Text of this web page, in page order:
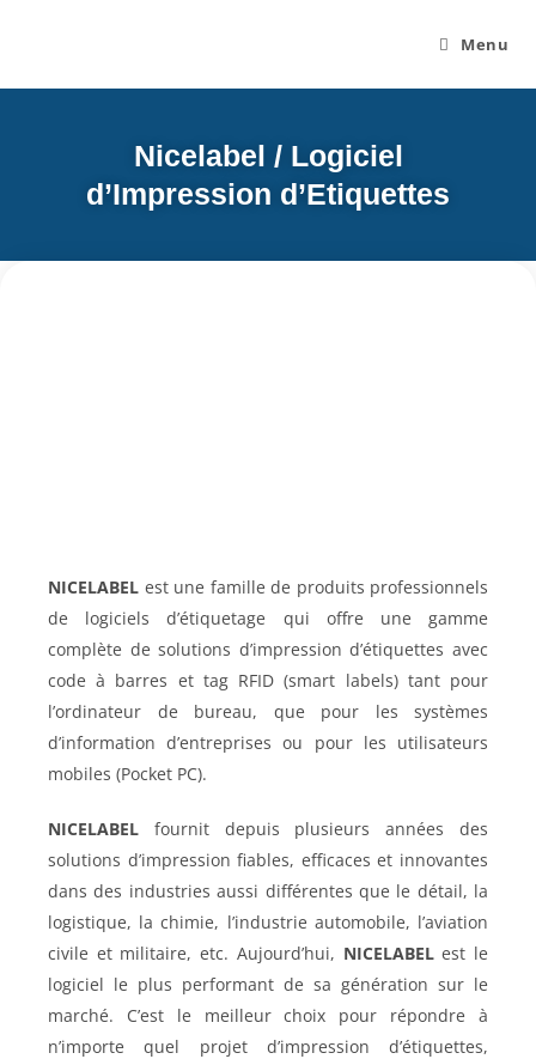
Menu
Nicelabel / Logiciel
d’Impression d’Etiquettes
NICELABEL est une famille de produits professionnels
de logiciels d’étiquetage qui offre une gamme
complète de solutions d’impression d’étiquettes avec
code à barres et tag RFID (smart labels) tant pour
l’ordinateur de bureau, que pour les systèmes
d’information d’entreprises ou pour les utilisateurs
mobiles (Pocket PC).
NICELABEL fournit depuis plusieurs années des
solutions d’impression fiables, efficaces et innovantes
dans des industries aussi différentes que le détail, la
logistique, la chimie, l’industrie automobile, l’aviation
civile et militaire, etc. Aujourd’hui, NICELABELest le
logiciel le plus performant de sa génération sur le
marché. C’est le meilleur choix pour répondre à
n’importe quel projet d’impression d’étiquettes,